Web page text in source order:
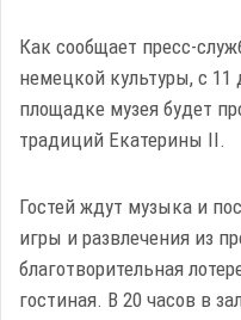
Как сообщает пресс-
немецкой культуры, с 11
площадке музея будет
традиций Екатерины II.
Гостей ждут музыка и
игры и развлечения из
благотворительная
гостиная. В 20 часов в